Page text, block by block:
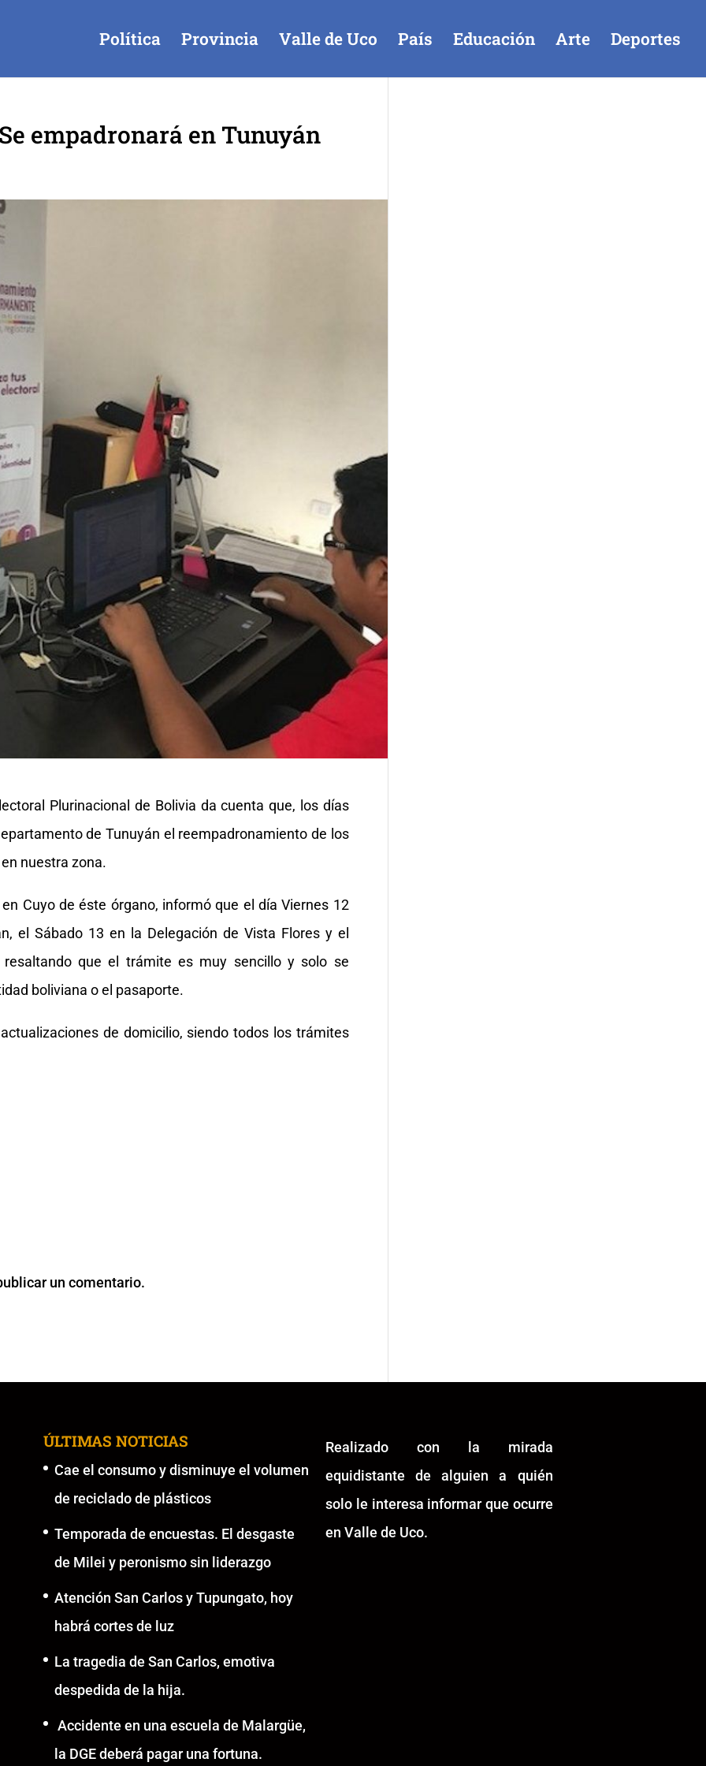
Política Provincia Valle de Uco País Educación Arte Deportes
empadronará en Tunuyán
Plurinacional de Bolivia da cuenta que, los días
de Tunuyán el reempadronamiento de los
nuestra zona.
Cuyo de éste órgano, informó que el día Viernes 12
el Sábado 13 en la Delegación de Vista Flores y el
que el trámite es muy sencillo y solo se
boliviana o el pasaporte.
de domicilio, siendo todos los trámites
un comentario.
ÚLTIMAS NOTICIAS
Cae el consumo y disminuye el volumen
de reciclado de plásticos
Temporada de encuestas. El desgaste
de Milei y peronismo sin liderazgo
Atención San Carlos y Tupungato, hoy
habrá cortes de luz
La tragedia de San Carlos, emotiva
despedida de la hija.
Accidente en una escuela de Malargüe,
la DGE deberá pagar una fortuna.
Realizado con la mirada
equidistante de alguien a quién
solo le interesa informar que ocurre
en Valle de Uco.